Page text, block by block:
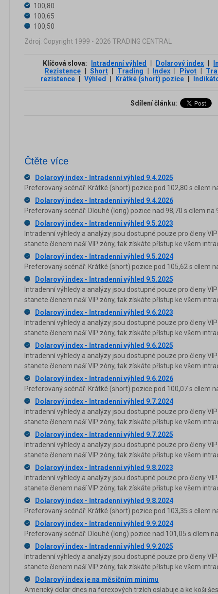
100,80
100,65
100,50
Zdroj: Copyright 1999 - 2026 TRADING CENTRAL
Klíčová slova: Intradenní výhled Dolarový index
Rezistence
Short Trading Index Pivot
rezistence
Výhled Krátké (short) pozice
Sdílení článku:
Čtěte více
Dolarový index - Intradenní výhled 9.4.2025
Preferovaný scénář: Krátké (short) pozice pod 102,80 s cílem
Dolarový index - Intradenní výhled 9.4.2026
Preferovaný scénář: Dlouhé (long) pozice nad 98,70 s cílem na
Dolarový index - Intradenní výhled 9.5.2023
Intradenní výhledy a analýzy jsou dostupné pouze pro členy
stanete členem naší VIP zóny, tak získáte přístup ke všem
Dolarový index - Intradenní výhled 9.5.2024
Preferovaný scénář: Krátké (short) pozice pod 105,62 s cílem
Dolarový index - Intradenní výhled 9.5.2025
Intradenní výhledy a analýzy jsou dostupné pouze pro členy
stanete členem naší VIP zóny, tak získáte přístup ke všem
Dolarový index - Intradenní výhled 9.6.2023
Intradenní výhledy a analýzy jsou dostupné pouze pro členy
stanete členem naší VIP zóny, tak získáte přístup ke všem
Dolarový index - Intradenní výhled 9.6.2025
Intradenní výhledy a analýzy jsou dostupné pouze pro členy
stanete členem naší VIP zóny, tak získáte přístup ke všem
Dolarový index - Intradenní výhled 9.6.2026
Preferovaný scénář: Krátké (short) pozice pod 100,07 s cílem
Dolarový index - Intradenní výhled 9.7.2024
Intradenní výhledy a analýzy jsou dostupné pouze pro členy
stanete členem naší VIP zóny, tak získáte přístup ke všem
Dolarový index - Intradenní výhled 9.7.2025
Intradenní výhledy a analýzy jsou dostupné pouze pro členy
stanete členem naší VIP zóny, tak získáte přístup ke všem
Dolarový index - Intradenní výhled 9.8.2023
Intradenní výhledy a analýzy jsou dostupné pouze pro členy
stanete členem naší VIP zóny, tak získáte přístup ke všem
Dolarový index - Intradenní výhled 9.8.2024
Preferovaný scénář: Krátké (short) pozice pod 103,35 s cílem
Dolarový index - Intradenní výhled 9.9.2024
Preferovaný scénář: Dlouhé (long) pozice nad 101,05 s cílem
Dolarový index - Intradenní výhled 9.9.2025
Intradenní výhledy a analýzy jsou dostupné pouze pro členy
stanete členem naší VIP zóny, tak získáte přístup ke všem
Dolarový index je na měsíčním minimu
Americký dolar dnes na forexových trzích oslabuje a ke koši